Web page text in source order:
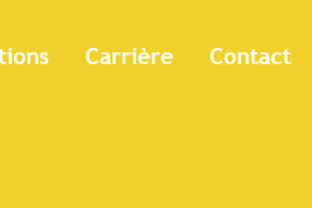
Carrière Contact